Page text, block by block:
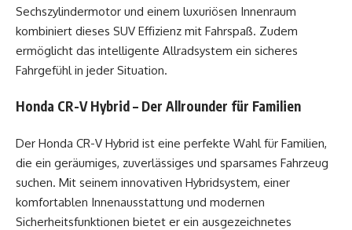
Sechszylindermotor und einem luxuriösen Innenraum
kombiniert dieses SUV Effizienz mit Fahrspaß. Zudem
ermöglicht das intelligente Allradsystem ein sicheres
Fahrgefühl in jeder Situation.
Honda CR-V Hybrid – Der Allrounder für Familien
Der Honda CR-V Hybrid ist eine perfekte Wahl für Familien,
die ein geräumiges, zuverlässiges und sparsames Fahrzeug
suchen. Mit seinem innovativen Hybridsystem, einer
komfortablen Innenausstattung und modernen
Sicherheitsfunktionen bietet er ein ausgezeichnetes